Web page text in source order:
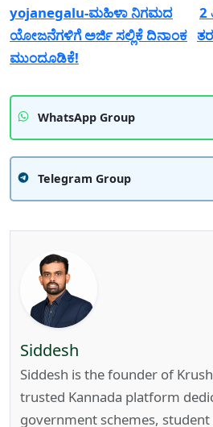
yojanegalu-ಮಹಿಳಾ ನಿಗಮದ
ಯೋಜನೆಗಳಿಗೆ ಅರ್ಜಿ ಸಲ್ಲಿಕೆ ದಿನಾಂಕ
ಮುಂದೂಡಿಕೆ!
2
WhatsApp Group
Telegram Group
Siddesh
Siddesh is the founder of
trusted Kannada platform
government schemes,